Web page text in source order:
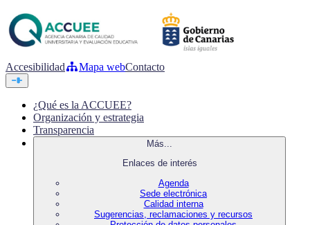
Accesibilidad Mapa webContacto
¿Qué es la ACCUEE?
Organización y estrategia
Transparencia
Más...
Enlaces de interés
Agenda
Sede electrónica
Calidad interna
Sugerencias, reclamaciones y recursos